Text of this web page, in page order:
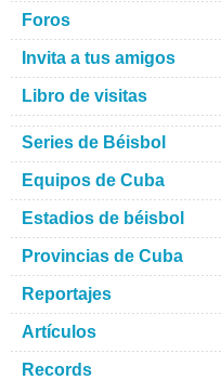
Foros
Invita a tus amigos
Libro de visitas
Series de Béisbol
Equipos de Cuba
Estadios de béisbol
Provincias de Cuba
Reportajes
Artículos
Records